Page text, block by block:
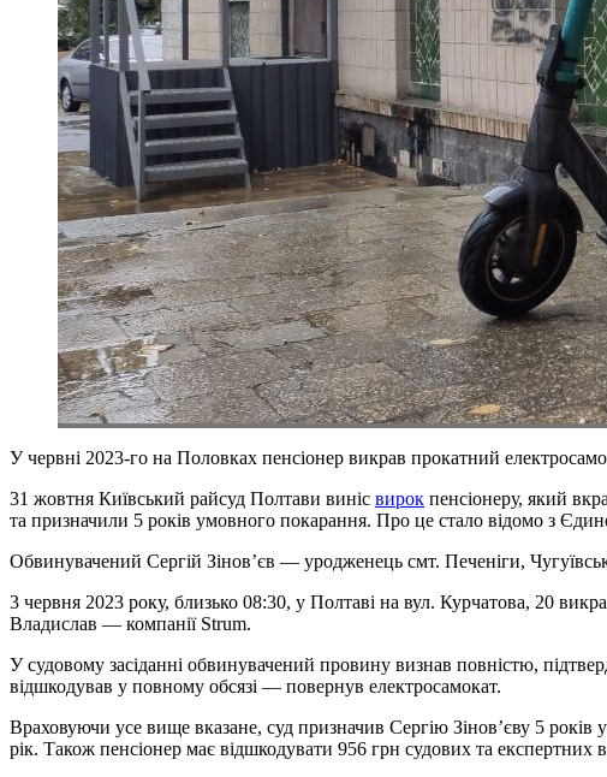
У червні 2023-го на Половках пенсіонер викрав прокатний
31 жовтня Київський райсуд Полтави виніс вирок пенсіонеру, який
та призначили 5 років умовного покарання. Про це стало відомо з
Обвинувачений Сергій Зінов’єв — уродженець смт. Печеніги,
3 червня 2023 року, близько 08:30, у Полтаві на вул. Курчатова, 20
Владислав — компанії Strum.
У судовому засіданні обвинувачений провину визнав повністю,
відшкодував у повному обсязі — повернув електросамокат.
Враховуючи усе вище вказане, суд призначив Сергію Зінов’єву 5 років
рік. Також пенсіонер має відшкодувати 956 грн судових та експертних